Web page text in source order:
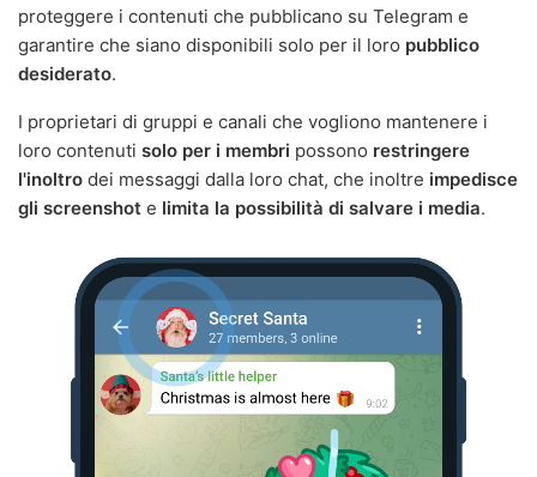
proteggere i contenuti che pubblicano su Telegram e
garantire che siano disponibili solo per il loro pubblico
desiderato.
I proprietari di gruppi e canali che vogliono mantenere i
loro contenuti solo per i membri possono restringere
l'inoltro dei messaggi dalla loro chat, che inoltre impedisce
gli screenshot e limita la possibilità di salvare i media.